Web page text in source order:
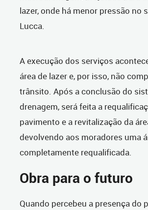
lazer, onde há menor pressão no
Lucca.
A execução dos serviços
área de lazer e, por isso, não
trânsito. Após a conclusão do
drenagem, será feita a
pavimento e a revitalização da
devolvendo aos moradores uma
completamente requalificada.
Obra para o futuro
Quando percebeu a presença do